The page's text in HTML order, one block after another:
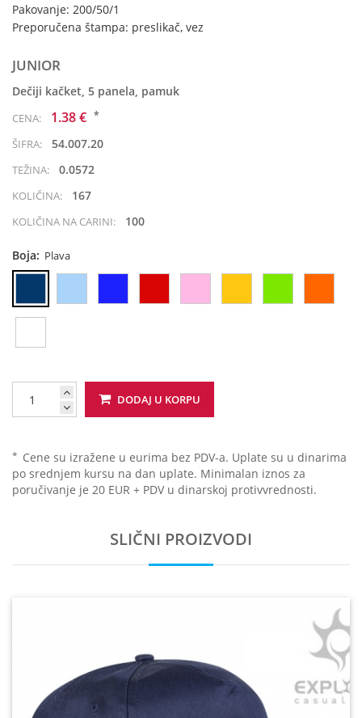
Pakovanje: 200/50/1
Preporučena štampa: preslikač, vez
JUNIOR
Dečiji kačket, 5 panela, pamuk
CENA: 1.38 € *
ŠIFRA: 54.007.20
TEŽINA: 0.0572
KOLIČINA: 167
KOLIČINA NA CARINI: 100
Boja: Plava
DODAJ U KORPU
* Cene su izražene u eurima bez PDV-a. Uplate su u dinarima
po srednjem kursu na dan uplate. Minimalan iznos za
poručivanje je 20 EUR + PDV u dinarskoj protivvrednosti.
SLIČNI PROIZVODI